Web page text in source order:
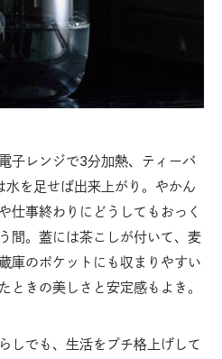
子レンジで3分加熱、ティーバ
水を足せば出来上がり。やかん
仕事終わりにどうしてもおっく
間。蓋には茶こしが付いて、麦
庫のポケットにも収まりやすい
ときの美しさと安定感もよき。
しでも、生活をプチ格上げして